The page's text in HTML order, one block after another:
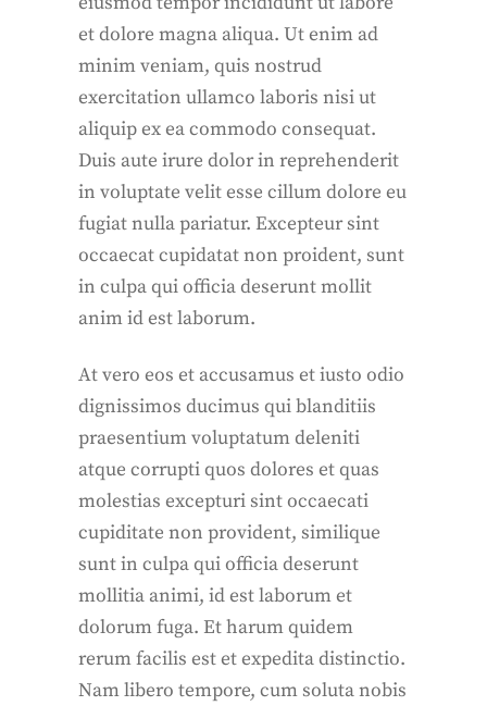
et dolore magna aliqua. Ut enim ad
minim veniam, quis nostrud
exercitation ullamco laboris nisi ut
aliquip ex ea commodo consequat.
Duis aute irure dolor in reprehenderit
in voluptate velit esse cillum dolore eu
fugiat nulla pariatur. Excepteur sint
occaecat cupidatat non proident, sunt
in culpa qui officia deserunt mollit
anim id est laborum.
At vero eos et accusamus et iusto odio
dignissimos ducimus qui blanditiis
praesentium voluptatum deleniti
atque corrupti quos dolores et quas
molestias excepturi sint occaecati
cupiditate non provident, similique
sunt in culpa qui officia deserunt
mollitia animi, id est laborum et
dolorum fuga. Et harum quidem
rerum facilis est et expedita distinctio.
Nam libero tempore, cum soluta nobis